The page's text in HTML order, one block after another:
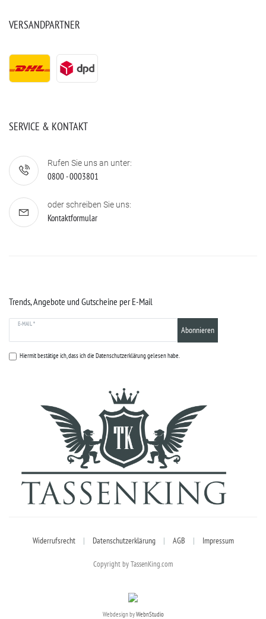
VERSANDPARTNER
SERVICE & KONTAKT
Rufen Sie uns an unter:
0800 - 0003801
oder schreiben Sie uns:
Kontaktformular
Trends, Angebote und Gutscheine per E-Mail
E-MAIL *
Abonnieren
Hiermit bestätige ich, dass ich die Datenschutzerklärunggelesen habe.
Widerrufsrecht | Datenschutzerklärung | AGB | Impressum
Copyright by TassenKing.com
Webdesign byWebnStudio